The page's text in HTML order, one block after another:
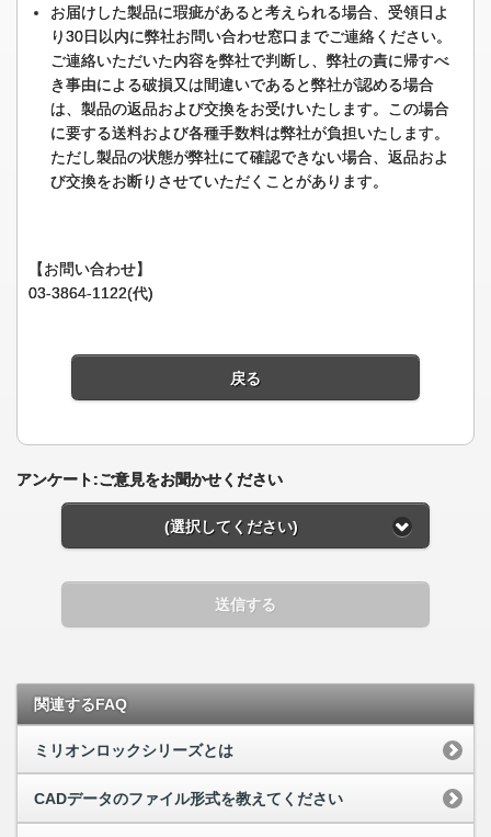
お届けした製品に瑕疵があると考えられる場合、受領日よ
り30日以内に弊社お問い合わせ窓口までご連絡ください。
ご連絡いただいた内容を弊社で判断し、弊社の責に帰すべ
き事由による破損又は間違いであると弊社が認める場合
は、製品の返品および交換をお受けいたします。この場合
に要する送料および各種手数料は弊社が負担いたします。
ただし製品の状態が弊社にて確認できない場合、返品およ
び交換をお断りさせていただくことがあります。
【お問い合わせ】
03-3864-1122(代)
戻る
アンケート:ご意見をお聞かせください
(選択してください)
送信する
関連するFAQ
ミリオンロックシリーズとは
CADデータのファイル形式を教えてください